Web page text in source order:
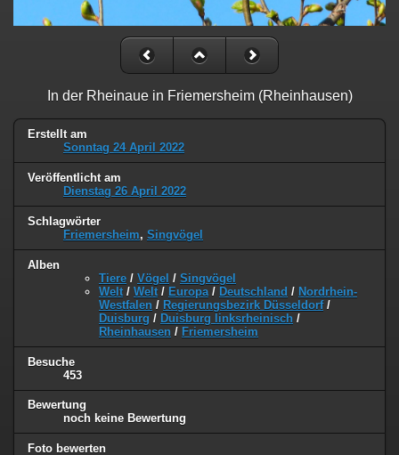
In der Rheinaue in Friemersheim (Rheinhausen)
Erstellt am
Sonntag 24 April 2022
Veröffentlicht am
Dienstag 26 April 2022
Schlagwörter
Friemersheim, Singvögel
Alben
Tiere / Vögel / Singvögel
Welt / Welt / Europa / Deutschland / Nordrhein-
Westfalen / Regierungsbezirk Düsseldorf/
Duisburg / Duisburg linksrheinisch /
Rheinhausen / Friemersheim
Besuche
453
Bewertung
noch keine Bewertung
Foto bewerten